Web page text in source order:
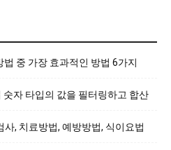
중 가장 효과적인 방법 6가지
자 타입의 값을 필터링하고 합산
사, 치료방법, 예방방법, 식이요법